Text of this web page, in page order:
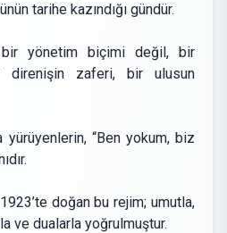
tarihe kazındığı gündür.
bir yönetim biçimi değil, bir
zaferi, bir ulusun
yürüyenlerin, “Ben yokum, biz
doğan bu rejim; umutla,
ve dualarla yoğrulmuştur.